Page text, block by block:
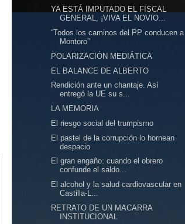
YA ESTÁ IMPUTADO EL FISCAL
GENERAL, ¡VIVA EL NOVIO...
“Todos los caminos del PP conducen a
Montoro”
POLARIZACIÓN MEDIÁTICA
EL BALANCE DE ALBERTO
Rendición ante un chantaje. Así
entregó la UE su s...
LA MEMORIA
El riesgo social del trumpismo
El pastel de la corrupción lo hornean
despacio
El gran engaño: cuando el obrero
confunde el saldo...
El alcohol y la salud cardiovascular en
Castilla-L...
RETRATO DE UN MACARRA
INSTITUCIONAL